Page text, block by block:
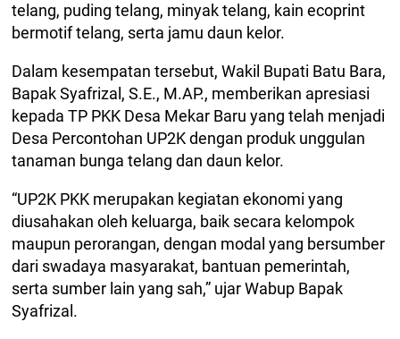
telang, puding telang, minyak telang, kain ecoprint
bermotif telang, serta jamu daun kelor.
Dalam kesempatan tersebut, Wakil Bupati Batu Bara,
Bapak Syafrizal, S.E., M.AP., memberikan apresiasi
kepada TP PKK Desa Mekar Baru yang telah menjadi
Desa Percontohan UP2K dengan produk unggulan
tanaman bunga telang dan daun kelor.
“UP2K PKK merupakan kegiatan ekonomi yang
diusahakan oleh keluarga, baik secara kelompok
maupun perorangan, dengan modal yang bersumber
dari swadaya masyarakat, bantuan pemerintah,
serta sumber lain yang sah,” ujar Wabup Bapak
Syafrizal.